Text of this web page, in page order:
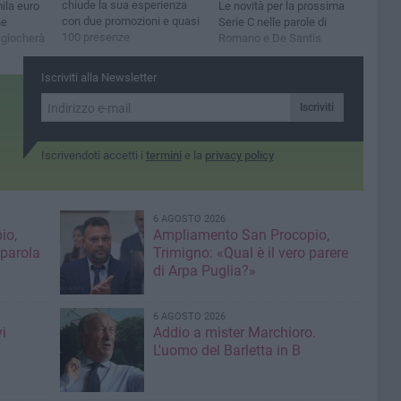
euro
chiude la sua esperienza
con due promozioni e quasi
100 presenze
Le novità per la prossima
Serie C nelle parole di
Romano e De Santis
Iscriviti alla Newsletter
Iscriviti
Iscrivendoti accetti i termini e la privacy policy
6 AGOSTO 2026
Ampliamento San Procopio,
Trimigno: «Qual è il vero parere
di Arpa Puglia?»
6 AGOSTO 2026
Addio a mister Marchioro.
L'uomo del Barletta in B